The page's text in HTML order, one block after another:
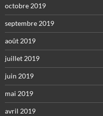
octobre 2019
septembre 2019
août 2019
juillet 2019
juin 2019
mai 2019
avril 2019